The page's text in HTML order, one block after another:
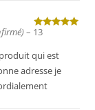
Note
– 13
qui est
adresse je